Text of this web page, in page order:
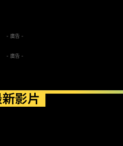
- 廣告 -
- 廣告 -
影片